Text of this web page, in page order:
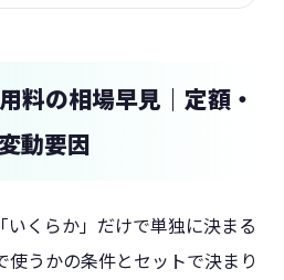
料の相場早見｜定額・
動要因
いくらか」だけで単独に決まる
使うかの条件とセットで決まり